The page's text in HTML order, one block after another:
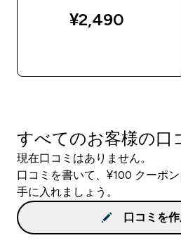
¥2,490‎
すべてのお客様の口
現在口コミはありません。
口コミを書いて、¥100 クーポ
手に入れましょう。
口コミを